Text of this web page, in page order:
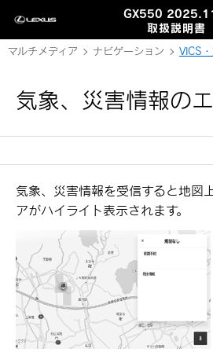
GX550
取扱説明書
マルチメディア ナビゲーション VICS
気象、災害情報の
気象、災害情報を受信すると地図
アがハイライト表示されます。